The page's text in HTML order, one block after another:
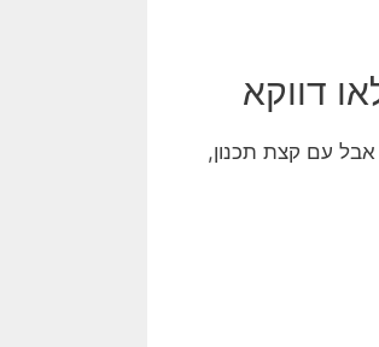
דווקא
אבל עם קצת תכנון,